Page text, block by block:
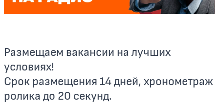
Размещаем вакансии на лучших
условиях!
Срок размещения 14 дней, хронометраж
ролика до 20 секунд.